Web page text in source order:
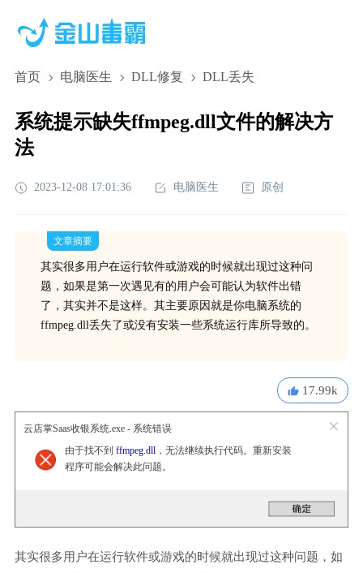
首页 电脑医生 DLL修复 DLL丢失
系统提示缺失ffmpeg.dll文件的解决方
法
2023-12-08 17:01:36 电脑医生 原创
文章摘要
其实很多用户在运行软件或游戏的时候就出现过这种问
题，如果是第一次遇见有的用户会可能认为软件出错
了，其实并不是这样。其主要原因就是你电脑系统的
ffmpeg.dll丢失了或没有安装一些系统运行库所导致的。
17.99k
云店掌Saas收银系统.exe - 系统错误
由于找不到 ffmpeg.dll，无法继续执行代码。重新安装
程序可能会解决此问题。
其实很多用户在运行软件或游戏的时候就出现过这种问题，如